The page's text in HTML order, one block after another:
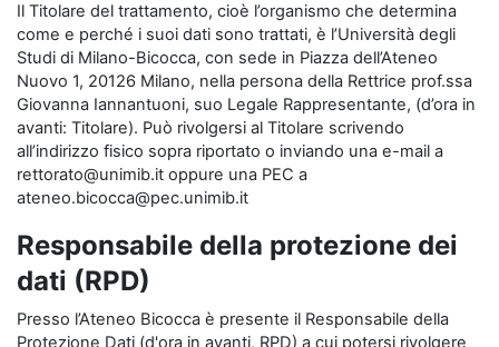
Il Titolare del trattamento, cioè l’organismo che determina
come e perché i suoi dati sono trattati, è l’Università degli
Studi di Milano-Bicocca, con sede in Piazza dell’Ateneo
Nuovo 1, 20126 Milano, nella persona della Rettrice prof.ssa
Giovanna Iannantuoni, suo Legale Rappresentante, (d’ora in
avanti: Titolare). Può rivolgersi al Titolare scrivendo
all’indirizzo fisico sopra riportato o inviando una e-mail a
rettorato@unimib.it oppure una PEC a
ateneo.bicocca@pec.unimib.it
Responsabile della protezione dei
dati (RPD)
Presso l’Ateneo Bicocca è presente il Responsabile della
Protezione Dati (d'ora in avanti, RPD) a cui potersi rivolgere